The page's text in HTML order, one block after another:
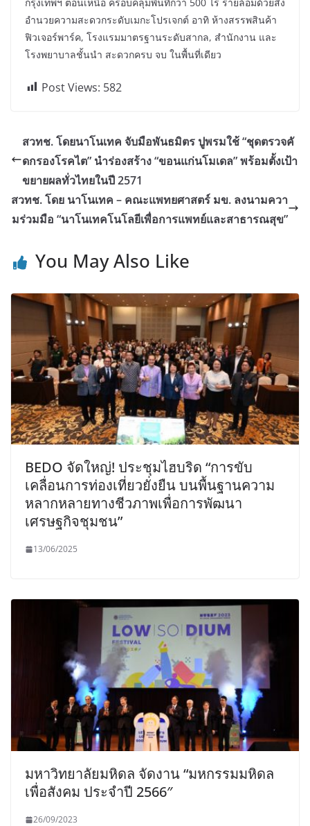
อำนวยความสะดวกระดับเมกะโปรเจกต์ อาทิ ห้างสรรพสินค้า
ฟิวเจอร์พาร์ค, โรงแรมมาตรฐานระดับสากล, สำนักงาน และ
โรงพยาบาลชั้นนำ สะดวกครบ จบ ในพื้นที่เดียว
Post Views: 582
สวทช. โดยนาโนเทค จับมือพันธมิตร ปูพรมใช้ “ชุดตรวจคั
ดกรองโรคไต” นำร่องสร้าง “ขอนแก่นโมเดล” พร้อมตั้งเป้า
ขยายผลทั่วไทยในปี 2571
สวทช. โดย นาโนเทค – คณะแพทยศาสตร์ มข. ลงนามควา
มร่วมมือ “นาโนเทคโนโลยีเพื่อการแพทย์และสาธารณสุข”
You May Also Like
BEDO จัดใหญ่! ประชุมไฮบริด “การขับ
เคลื่อนการท่องเที่ยวยั่งยืน บนพื้นฐานความ
หลากหลายทางชีวภาพเพื่อการพัฒนา
เศรษฐกิจชุมชน”
13/06/2025
มหาวิทยาลัยมหิดล จัดงาน “มหกรรมมหิดล
เพื่อสังคม ประจำปี 2566″
26/09/2023